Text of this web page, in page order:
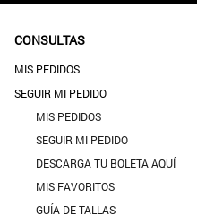
CONSULTAS
MIS PEDIDOS
SEGUIR MI PEDIDO
MIS PEDIDOS
SEGUIR MI PEDIDO
DESCARGA TU BOLETA AQUÍ
MIS FAVORITOS
GUÍA DE TALLAS